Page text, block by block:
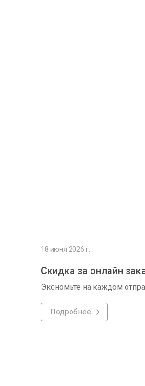
18 июня 2026 г.
Скидка за онлайн
Экономьте на каждом
Подробнее